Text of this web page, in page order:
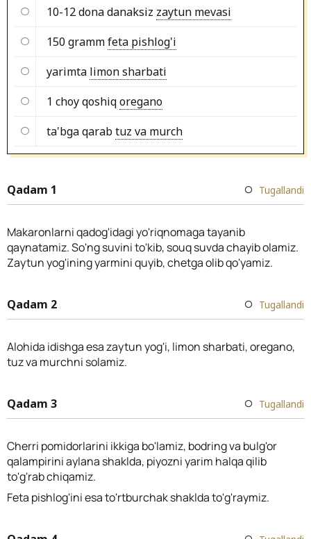
10-12 dona danaksiz zaytun mevasi
150 grammfeta pishlog'i
yarimta limon sharbati
1 choy qoshiqoregano
ta'bga qarabtuz va murch
Qadam 1 Tugallandi
Makaronlarni qadog'idagi yo'riqnomaga tayanib
qaynatamiz. So'ng suvini to'kib, souq suvda chayib olamiz.
Zaytun yog'ining yarmini quyib, chetga olib qo'yamiz.
Qadam 2 Tugallandi
Alohida idishga esa zaytun yog'i, limon sharbati, oregano,
tuz va murchni solamiz.
Qadam 3 Tugallandi
Cherri pomidorlarini ikkiga bo'lamiz, bodring va bulg'or
qalampirini aylana shaklda, piyozni yarim halqa qilib
to'g'rab chiqamiz.
Feta pishlog'ini esa to'rtburchak shaklda to'g'raymiz.